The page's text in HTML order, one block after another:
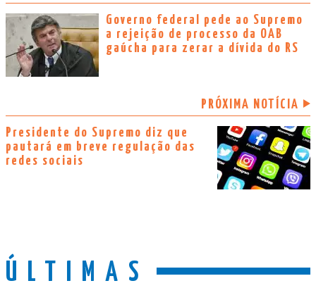
Governo federal pede ao Supremo
a rejeição de processo da OAB
gaúcha para zerar a dívida do RS
PRÓXIMA NOTÍCIA
Presidente do Supremo diz que
pautará em breve regulação das
redes sociais
ÚLTIMAS